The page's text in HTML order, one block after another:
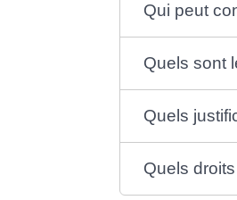
Qui peut
Quels sont
Quels
Quels